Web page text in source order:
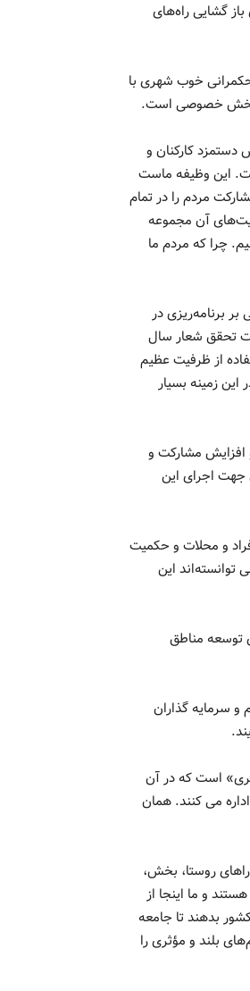
گشایی راه‌های
حکمرانی خوب شهری با
بخش خصوصی است.
کارکنان و
این وظیفه ماست
مردم را در تمام
آن مجموعه
چرا که مردم ما
برنامه‌ریزی در
تحقق شعار سال
از ظرفیت عظیم
زمینه بسیار
افزایش مشارکت و
جهت اجرای این
و محلات و حکمیت
این
توسعه مناطق
و سرمایه گذاران
است که در آن
می کنند. همان
روستا، بخش،
و ما اینجا از
بدهند تا جامعه
بلند و مؤثری را